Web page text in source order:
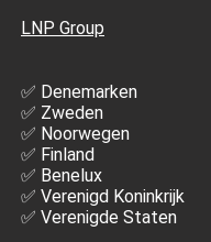
LNP Group
✅ Denemarken
✅ Zweden
✅ Noorwegen
✅ Finland
✅ Benelux
✅ Verenigd Koninkrijk
✅ Verenigde Staten